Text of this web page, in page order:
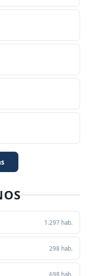
1.297 hab.
298 hab.
698 hab.